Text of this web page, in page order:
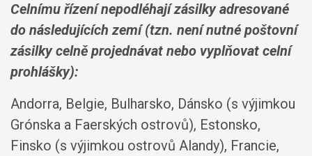
Celnímu řízení nepodléhají zásilky adresované
do následujících zemí (tzn. není nutné poštovní
zásilky celně projednávat nebo vyplňovat celní
prohlášky):
Andorra, Belgie, Bulharsko, Dánsko (s výjimkou
Grónska a Faerských ostrovů), Estonsko,
Finsko (s výjimkou ostrovů Alandy), Francie,